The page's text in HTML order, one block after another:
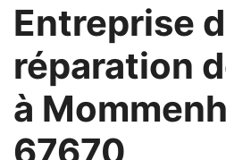
Entreprise
réparation
à